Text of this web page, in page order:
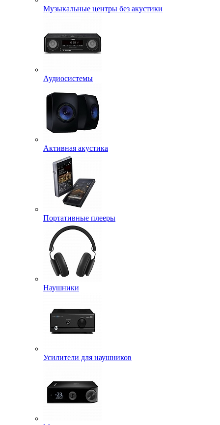
Музыкальные центры без акустики
Аудиосистемы
Активная акустика
Портативные плееры
Наушники
Усилители для наушников